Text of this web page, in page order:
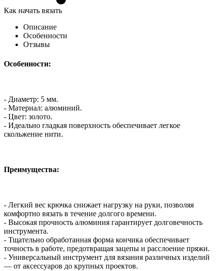
Как начать вязать
Описание
Особенности
Отзывы
Особенности:
- Диаметр: 5 мм.
- Материал: алюминий.
- Цвет: золото.
- Идеально гладкая поверхность обеспечивает легкое
скольжение нити.
Преимущества:
- Легкий вес крючка снижает нагрузку на руки, позволяя
комфортно вязать в течение долгого времени.
- Высокая прочность алюминия гарантирует долговечность
инструмента.
- Тщательно обработанная форма кончика обеспечивает
точность в работе, предотвращая зацепы и расслоение пряжи.
- Универсальный инструмент для вязания различных изделий
— от аксессуаров до крупных проектов.